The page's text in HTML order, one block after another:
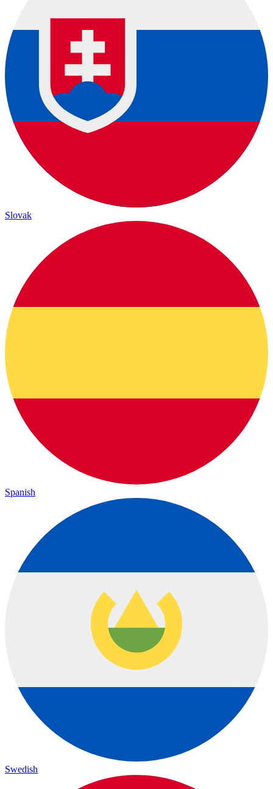
Slovak
Spanish
Swedish